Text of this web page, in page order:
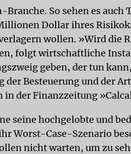
Branche. So sehen es auch
Dollar ihres
wollen. »Wird die
folgt wirtschaftliche
geben, der tun
der Besteuerung und der
in der Finanzzeitung
seine hochgelobte und
Worst-Case-Szenario
nicht warten, um zu